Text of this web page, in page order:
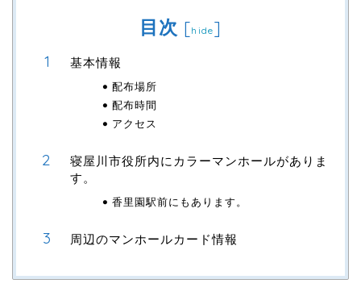
目次 [hide]
基本情報
配布場所
配布時間
アクセス
寝屋川市役所内にカラーマンホールがありま
す。
香里園駅前にもあります。
周辺のマンホールカード情報